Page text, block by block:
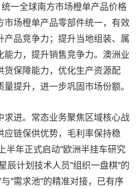
一全球南方市场橙单产品价格
市场橙单产品零部件统一，有效
产品竞争力；提升当地组装、属
能力，提升销售竞争力。澳洲业
货保障能力，优化生产资源配
提升，进一步巩固市场份额。
求进。常态业务聚焦区域核心战
应链保供优势，毛利率保持稳
半年正式启动"欧洲半挂车研究
辰计划技术人员"组织一盘棋"的
"需求池"的精准对接，已有序